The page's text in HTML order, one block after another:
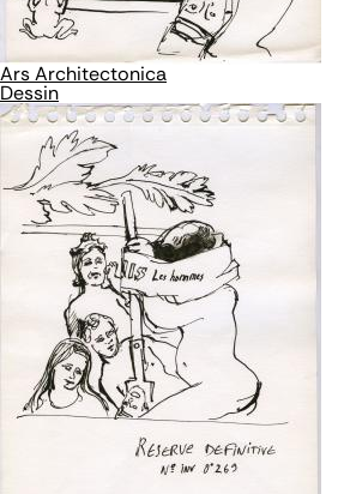
Ars Architectonica
Dessin